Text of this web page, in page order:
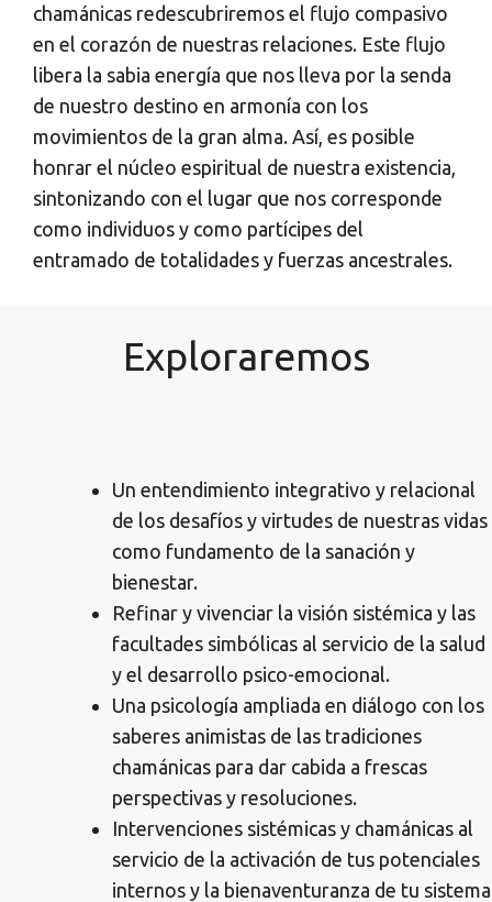
chamánicas redescubriremos el flujo compasivo
en el corazón de nuestras relaciones. Este flujo
libera la sabia energía que nos lleva por la senda
de nuestro destino en armonía con los
movimientos de la gran alma. Así, es posible
honrar el núcleo espiritual de nuestra existencia,
sintonizando con el lugar que nos corresponde
como individuos y como partícipes del
entramado de totalidades y fuerzas ancestrales.
Exploraremos
Un entendimiento integrativo y relacional
de los desafíos y virtudes de nuestras vidas
como fundamento de la sanación y
bienestar.
Refinar y vivenciar la visión sistémica y las
facultades simbólicas al servicio de la salud
y el desarrollo psico-emocional.
Una psicología ampliada en diálogo con los
saberes animistas de las tradiciones
chamánicas para dar cabida a frescas
perspectivas y resoluciones.
Intervenciones sistémicas y chamánicas al
servicio de la activación de tus potenciales
internos y la bienaventuranza de tu sistema